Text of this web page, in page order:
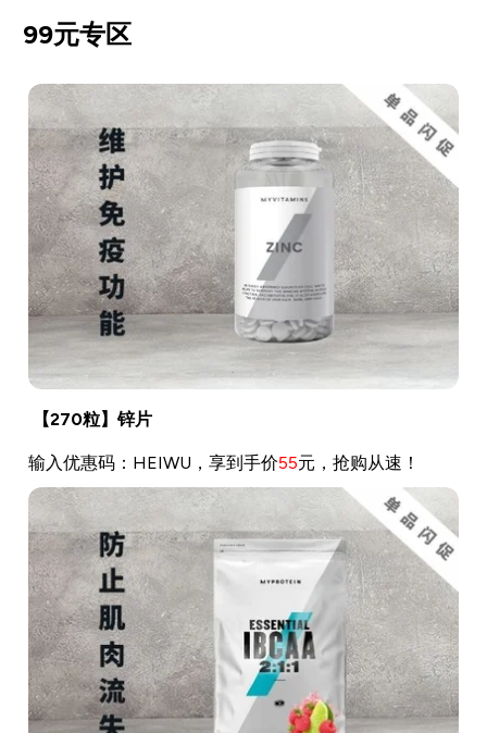
99元专区
【270粒】锌片
输入优惠码：HEIWU，享到手价55元，抢购从速！